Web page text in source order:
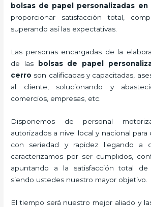
bolsas de papel personalizadas
proporcionar satisfacción total,
superando así las expectativas.
Las personas encargadas de la
de las
bolsas de papel
cerro son calificadas y capacitadas,
al cliente, solucionando y
comercios, empresas, etc.
Disponemos de personal
autorizados a nivel local y nacional
con seriedad y rapidez llegando a
caracterizamos por ser cumplidos,
apuntando a la satisfacción total de
siendo ustedes nuestro mayor
El tiempo será nuestro mejor aliado y